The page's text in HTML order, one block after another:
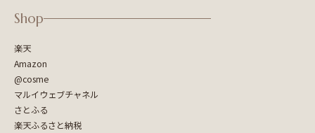
Shop
楽天
Amazon
@cosme
マルイウェブチャネル
さとふる
楽天ふるさと納税